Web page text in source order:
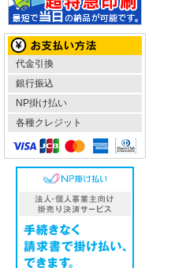
代金引換
銀行振込
NP掛け払い
各種クレジット